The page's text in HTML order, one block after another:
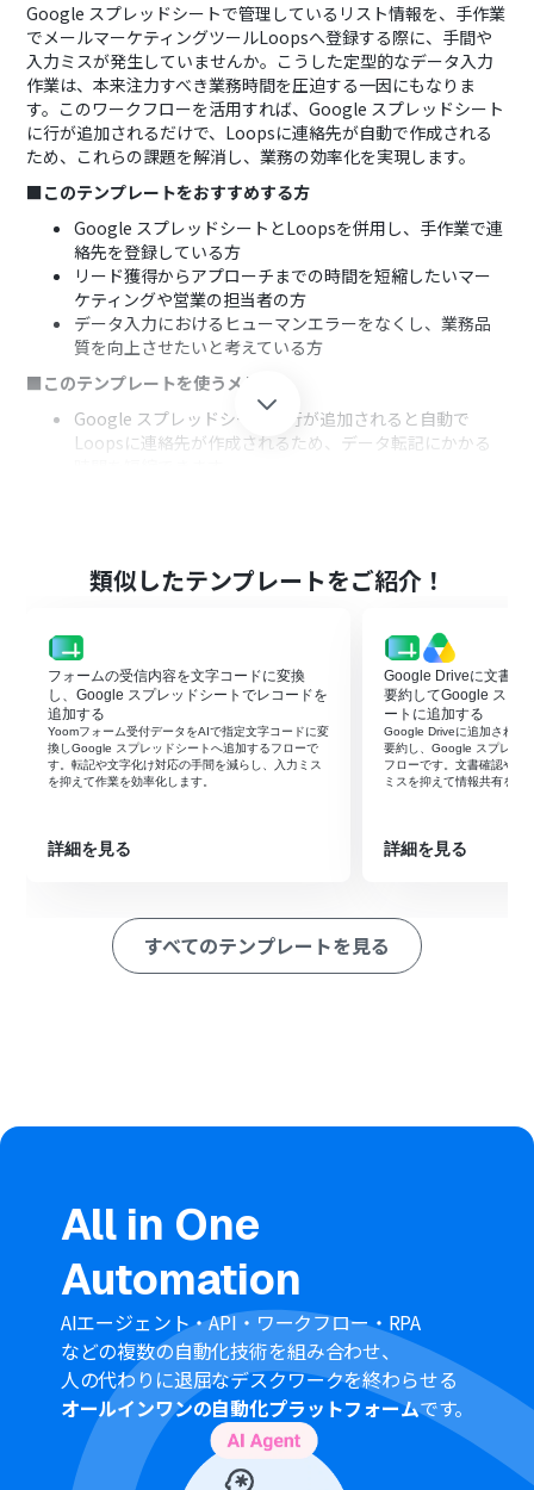
Google スプレッドシートで管理しているリスト情報を、手作業
でメールマーケティングツールLoopsへ登録する際に、手間や
入力ミスが発生していませんか。こうした定型的なデータ入力
作業は、本来注力すべき業務時間を圧迫する一因にもなりま
す。このワークフローを活用すれば、Google スプレッドシート
に行が追加されるだけで、Loopsに連絡先が自動で作成される
ため、これらの課題を解消し、業務の効率化を実現します。
■このテンプレートをおすすめする方
Google スプレッドシートとLoopsを併用し、手作業で連
絡先を登録している方
リード獲得からアプローチまでの時間を短縮したいマー
ケティングや営業の担当者の方
データ入力におけるヒューマンエラーをなくし、業務品
質を向上させたいと考えている方
■このテンプレートを使うメリット
Google スプレッドシートに行が追加されると自動で
Loopsに連絡先が作成されるため、データ転記にかかる
はじめに、Google スプレッドシートとLoopsをYoomと
次に、トリガーでGoogle スプレッドシートを選択し、
「行が追加されたら」というアクションを設定します。
次に、オペレーションでLoopsを選択し、「Create
Contact」のアクションで、スプレッドシートの情報を元
に連絡先を作成するよう設定します。
最後に、オペレーションでGoogle スプレッドシートの
「レコードを更新する」アクションを設定し、Loopsへの
※「トリガー」：フロー起動のきっかけとなるアクション、「オ
■このワークフローのカスタムポイント
Google スプレッドシートのトリガー設定では、自動化の
■注意事項
トリガーは5分、10分、15分、30分、60分の間隔で起動
間隔を選択できます。
プランによって最短の起動間隔が異なりますので、ご注意
ください。
類似したテンプレートをご紹介！
フォームの受信内容を文字コードに変換
し、Google スプレッドシートでレコードを
追加する
Yoomフォーム受付データをAIで指定文字コードに変
換しGoogle スプレッドシートへ追加するフローで
す。転記や文字化け対応の手間を減らし、入力ミス
を抑えて作業を効率化します。
詳細を見る
Google Driveに文書が
要約してGoogle スプ
ートに追加する
Google Driveに追加された
要約し、Google スプレッ
フローです。文書確認や転
ミスを抑えて情報共有を早
詳細を見る
すべてのテンプレートを見る
All in One
Automation
AIエージェント・API・ワークフロー・RPA
などの複数の自動化技術を組み合わせ、
人の代わりに退屈なデスクワークを終わらせる
オールインワンの自動化プラットフォームです。